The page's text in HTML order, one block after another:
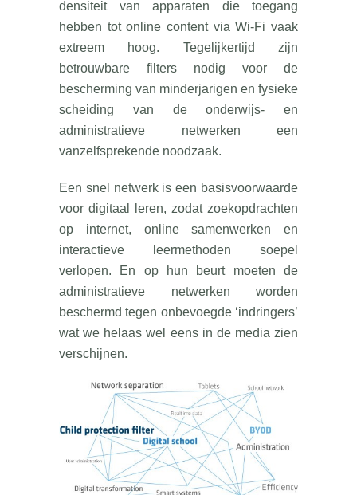
densiteit van apparaten die toegang
hebben tot online content via Wi-Fi vaak
extreem hoog. Tegelijkertijd zijn
betrouwbare filters nodig voor de
bescherming van minderjarigen en fysieke
scheiding van de onderwijs- en
administratieve netwerken een
vanzelfsprekende noodzaak.
Een snel netwerk is een basisvoorwaarde
voor digitaal leren, zodat zoekopdrachten
op internet, online samenwerken en
interactieve leermethoden soepel
verlopen. En op hun beurt moeten de
administratieve netwerken worden
beschermd tegen onbevoegde ‘indringers’
wat we helaas wel eens in de media zien
verschijnen.